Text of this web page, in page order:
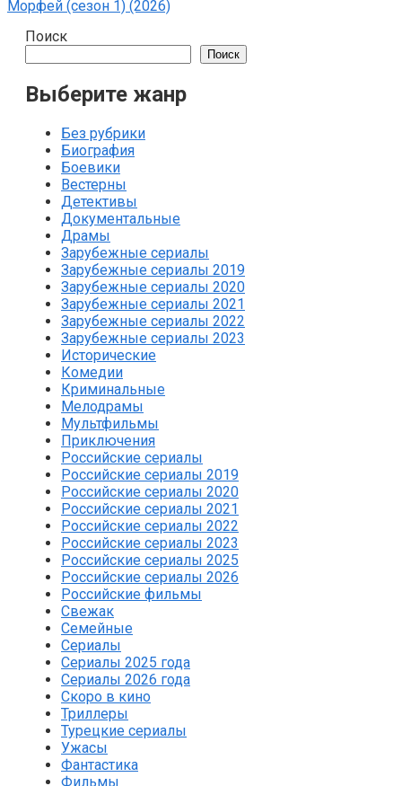
Морфей (сезон 1) (2026)
Поиск
Поиск
Выберите жанр
Без рубрики
Биография
Боевики
Вестерны
Детективы
Документальные
Драмы
Зарубежные сериалы
Зарубежные сериалы 2019
Зарубежные сериалы 2020
Зарубежные сериалы 2021
Зарубежные сериалы 2022
Зарубежные сериалы 2023
Исторические
Комедии
Криминальные
Мелодрамы
Мультфильмы
Приключения
Российские сериалы
Российские сериалы 2019
Российские сериалы 2020
Российские сериалы 2021
Российские сериалы 2022
Российские сериалы 2023
Российские сериалы 2025
Российские сериалы 2026
Российские фильмы
Свежак
Семейные
Сериалы
Сериалы 2025 года
Сериалы 2026 года
Скоро в кино
Триллеры
Турецкие сериалы
Ужасы
Фантастика
Фильмы